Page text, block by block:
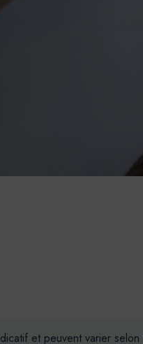
et peuvent varier